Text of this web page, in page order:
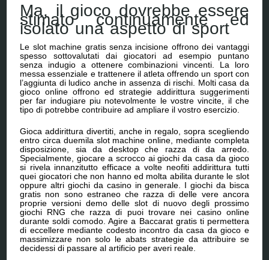
Ma, il gioco dovrebbe essere
stimato continuamente ed
isolato una aspetto di sport
Le slot machine gratis senza incisione offrono dei vantaggi
spesso sottovalutati dai giocatori ad esempio puntano
senza indugio a ottenere combinazioni vincenti. La loro
messa essenziale e trattenere il atleta offrendo un sport con
l’aggiunta di ludico anche in assenza di rischi. Molti casa da
gioco online offrono ed strategie addirittura suggerimenti
per far indugiare piu notevolmente le vostre vincite, il che
tipo di potrebbe contribuire ad ampliare il vostro esercizio.
Gioca addirittura divertiti, anche in regalo, sopra scegliendo
entro circa duemila slot machine online, mediante completa
disposizione, sia da desktop che razza di da arredo.
Specialmente, giocare a scrocco ai giochi da casa da gioco
si rivela innanzitutto efficace a volte neofiti addirittura tutti
quei giocatori che non hanno ed molta abilita durante le slot
oppure altri giochi da casino in generale. I giochi da bisca
gratis non sono estraneo che razza di delle vere ancora
proprie versioni demo delle slot di nuovo degli prossimo
giochi RNG che razza di puoi trovare nei casino online
durante soldi comodo. Agire a Baccarat gratis ti permettera
di eccellere mediante codesto incontro da casa da gioco e
massimizzare non solo le abats strategie da attribuire se
decidessi di passare al artificio per averi reale.